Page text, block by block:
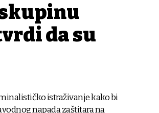
da su
istraživanje kako bi
napada zaštitara na